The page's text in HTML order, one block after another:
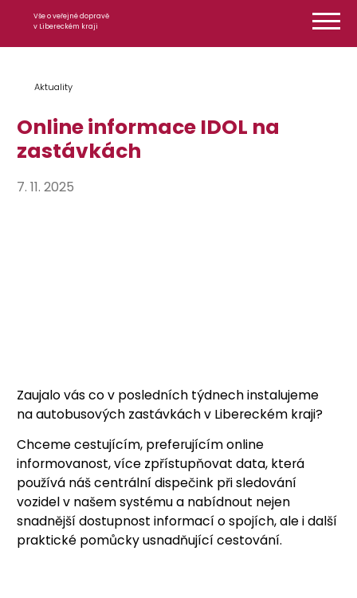
Vše o veřejné dopravě
v Libereckém kraji
Aktuality
Online informace IDOL na
zastávkách
7. 11. 2025
Zaujalo vás co v posledních týdnech instalujeme
na autobusových zastávkách v Libereckém kraji?
Chceme cestujícím, preferujícím online
informovanost, více zpřístupňovat data, která
používá náš centrální dispečink při sledování
vozidel v našem systému a nabídnout nejen
snadnější dostupnost informací o spojích, ale i další
praktické pomůcky usnadňující cestování.